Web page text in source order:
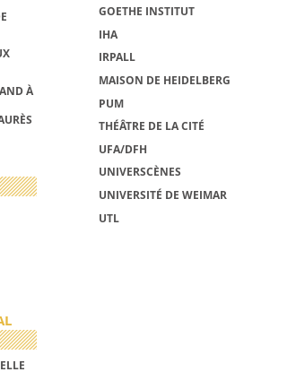
À
GOETHE INSTITUT
IHA
IRPALL
MAISON DE HEIDELBERG
PUM
THÉÂTRE DE LA CITÉ
UFA/DFH
UNIVERSCÈNES
UNIVERSITÉ DE WEIMAR
UTL